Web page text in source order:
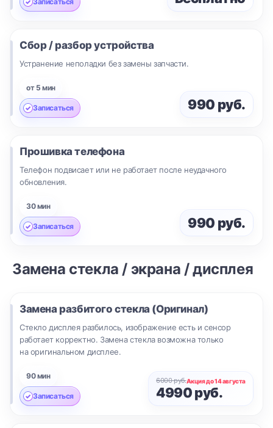
Сбор / разбор устройства
Устранение неполадки без замены запчасти.
от 5 мин
Записаться 990 руб.
Прошивка телефона
Телефон подвисает или не работает после неудачного
обновления.
30 мин
Записаться 990 руб.
Замена стекла / экрана / дисплея
Замена разбитого стекла (Оригинал)
Стекло дисплея разбилось, изображение есть и сенсор
работает корректно. Замена стекла возможна только
на оригинальном дисплее.
90 мин
Записаться
6000 руб.Акция до 14 августа
4990 руб.